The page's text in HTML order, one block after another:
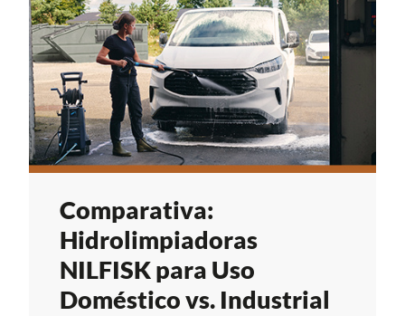
Comparativa:
Hidrolimpiadoras
NILFISK para Uso
Doméstico vs. Industrial